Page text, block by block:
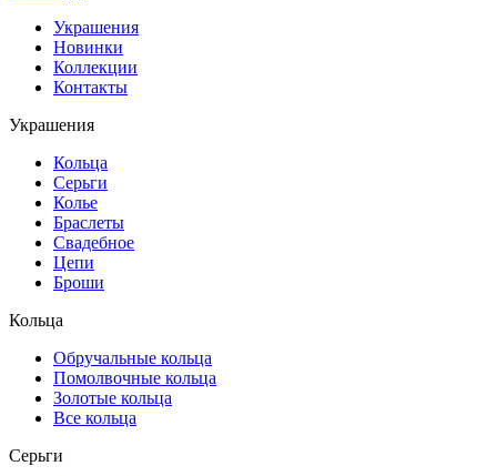
Украшения
Новинки
Коллекции
Контакты
Украшения
Кольца
Серьги
Колье
Браслеты
Свадебное
Цепи
Броши
Кольца
Обручальные кольца
Помолвочные кольца
Золотые кольца
Все кольца
Серьги